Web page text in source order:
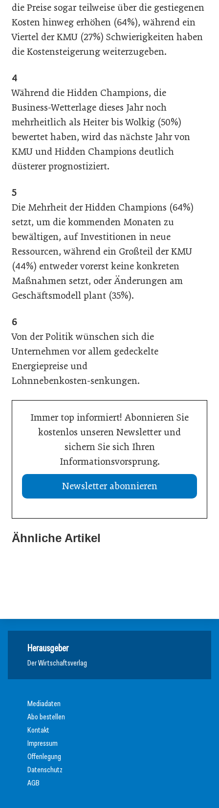
die Preise sogar teilweise über die gestiegenen
Kosten hinweg erhöhen (64%), während ein
Viertel der KMU (27%) Schwierigkeiten haben
die Kostensteigerung weiterzugeben.
4
Während die Hidden Champions, die
Business-Wetterlage dieses Jahr noch
mehrheitlich als Heiter bis Wolkig (50%)
bewertet haben, wird das nächste Jahr von
KMU und Hidden Champions deutlich
düsterer prognostiziert.
5
Die Mehrheit der Hidden Champions (64%)
setzt, um die kommenden Monaten zu
bewältigen, auf Investitionen in neue
Ressourcen, während ein Großteil der KMU
(44%) entweder vorerst keine konkreten
Maßnahmen setzt, oder Änderungen am
Geschäftsmodell plant (35%).
6
Von der Politik wünschen sich die
Unternehmen vor allem gedeckelte
Energiepreise und
Lohnnebenkosten-senkungen.
Immer top informiert! Abonnieren Sie
kostenlos unseren Newsletter und
sichern Sie sich Ihren
Informationsvorsprung.
Newsletter abonnieren
Ähnliche Artikel
21. Juli 2026
Herausgeber
Der Wirtschaftsverlag
Mediadaten
Abo bestellen
Kontakt
Impressum
Offenlegung
Datenschutz
AGB